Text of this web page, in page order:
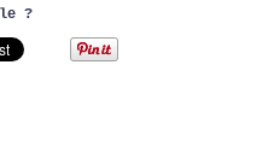
?